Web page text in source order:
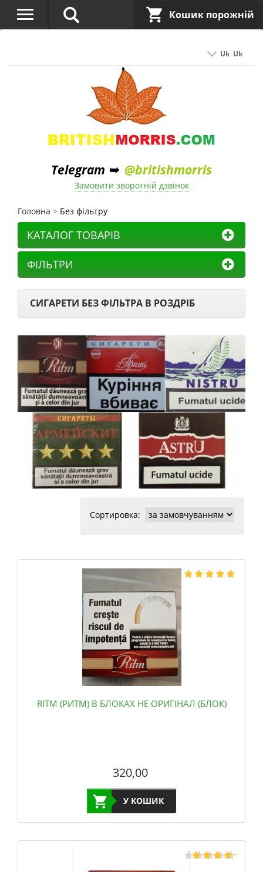
Uk Uk
Telegram ➥ @britishmorris
Замовити зворотній дзвінок
Кошик порожній
Головна Без фільтру
КАТАЛОГ ТОВАРІВ
ФІЛЬТРИ
СИГАРЕТИ БЕЗ ФІЛЬТРА В РОЗДРІБ
Сортировка:
RITM (РИТМ) В БЛОКАХ НЕ ОРИГІНАЛ (БЛОК)
320,00
У КОШИК